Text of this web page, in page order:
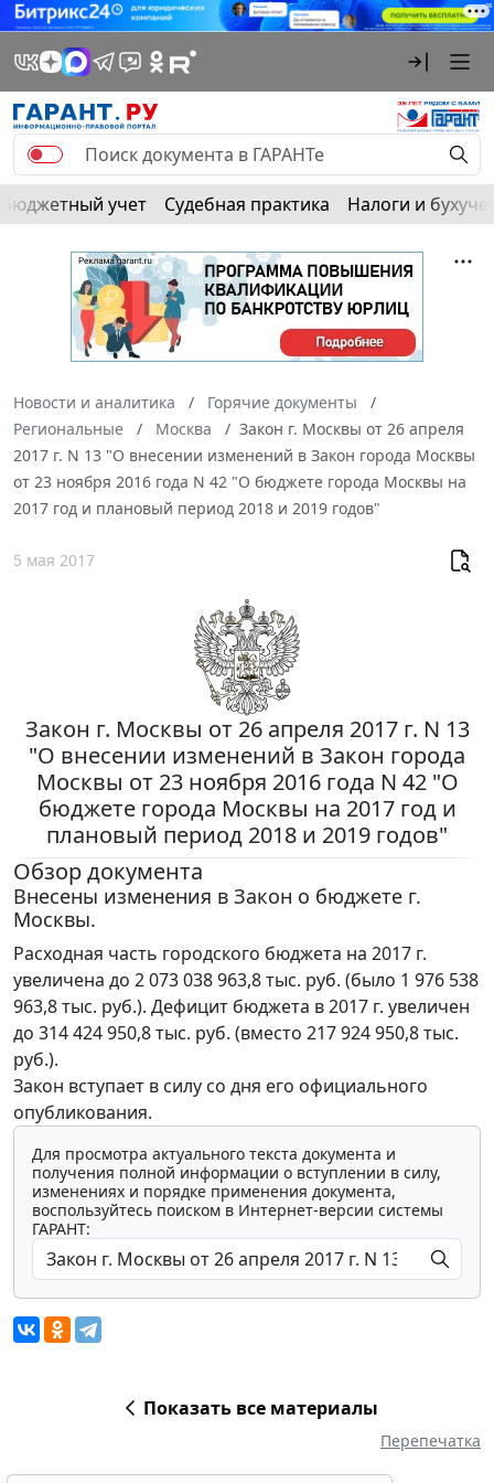
Бюджетный учет Судебная практика Налоги и
Новости и аналитика
Горячие документы
Региональные
Москва
Закон г. Москвы от 26 апреля
2017 г. N 13 "О внесении изменений в Закон города Москвы
от 23 ноября 2016 года N 42 "О бюджете города Москвы на
2017 год и плановый период 2018 и 2019 годов"
5 мая 2017
Закон г. Москвы от 26 апреля 2017 г. N 13
"О внесении изменений в Закон города
Москвы от 23 ноября 2016 года N 42 "О
бюджете города Москвы на 2017 год и
плановый период 2018 и 2019 годов"
Обзор документа
Внесены изменения в Закон о бюджете г.
Москвы.
Расходная часть городского бюджета на 2017 г.
увеличена до 2 073 038 963,8 тыс. руб. (было 1 976 538
963,8 тыс. руб.). Дефицит бюджета в 2017 г. увеличен
до 314 424 950,8 тыс. руб. (вместо 217 924 950,8 тыс.
руб.).
Закон вступает в силу со дня его официального
опубликования.
Для просмотра актуального текста документа и
получения полной информации о вступлении в силу,
изменениях и порядке применения документа,
воспользуйтесь поиском в Интернет-версии системы
ГАРАНТ:
Показать все материалы
Перепечатка